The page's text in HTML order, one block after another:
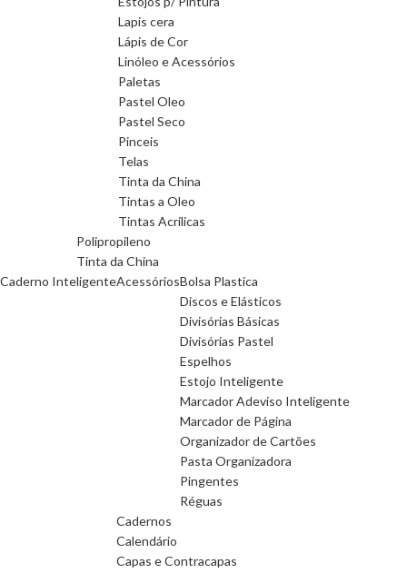
Lapis cera
Lápis de Cor
Linóleo e Acessórios
Paletas
Pastel Oleo
Pastel Seco
Pinceis
Telas
Tinta da China
Tintas a Oleo
Tintas Acrilicas
Polipropileno
Tinta da China
Caderno InteligenteAcessóriosBolsa Plastica
Discos e Elásticos
Divisórias Básicas
Divisórias Pastel
Espelhos
Estojo Inteligente
Marcador Adeviso Inteligente
Marcador de Página
Organizador de Cartões
Pasta Organizadora
Pingentes
Réguas
Cadernos
Calendário
Capas e Contracapas